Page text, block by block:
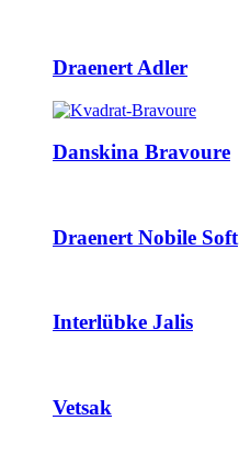
Draenert Adler
Danskina Bravoure
Draenert Nobile Soft
Interlübke Jalis
Vetsak